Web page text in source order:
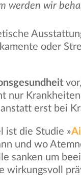
werden wir
oder
nur
erst bei
ist die Studie »
und wo
sanken um
wirkungsvoll